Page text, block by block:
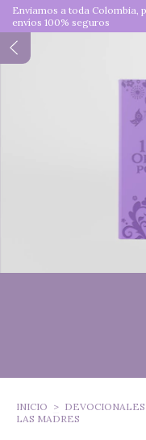
Enviamos a toda Colombia,
envíos 100% seguros
INICIO > DEVOCIONALES
LAS MADRES